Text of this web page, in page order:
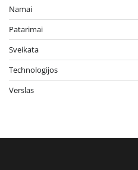
Namai
Patarimai
Sveikata
Technologijos
Verslas